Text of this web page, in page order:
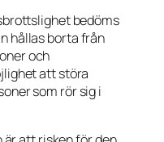
bedöms
hållas borta från
och
att störa
som rör sig i